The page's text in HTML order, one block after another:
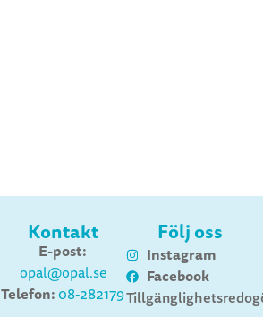
Kontakt
E-post:
opal@opal.se
Telefon:08-282179
Följ oss
Instagram
Facebook